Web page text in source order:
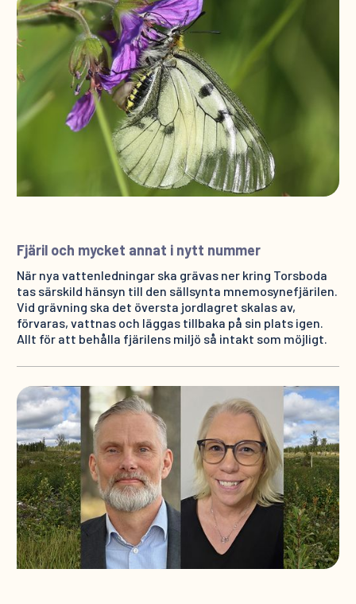
Fjäril och mycket annat i nytt nummer
När nya vattenledningar ska grävas ner kring Torsboda
tas särskild hänsyn till den sällsynta mnemosynefjärilen.
Vid grävning ska det översta jordlagret skalas av,
förvaras, vattnas och läggas tillbaka på sin plats igen.
Allt för att behålla fjärilens miljö så intakt som möjligt.